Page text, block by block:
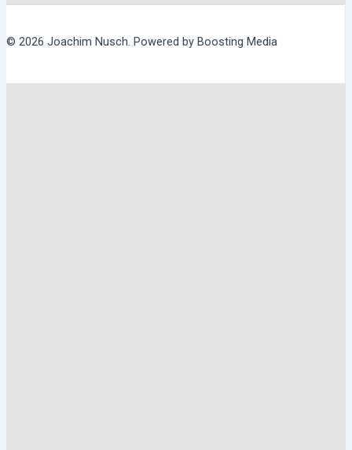
© 2026 Joachim Nusch. Powered by Boosting Media